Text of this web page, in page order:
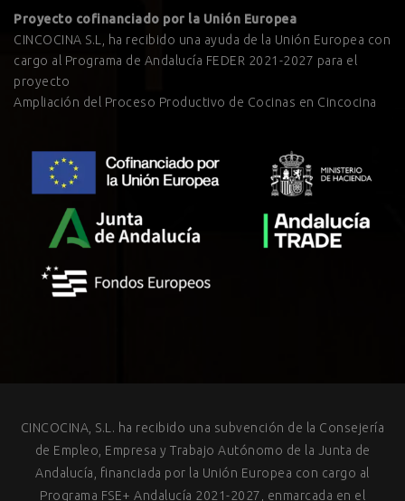
Proyecto cofinanciado por la Unión Europea
CINCOCINA S.L, ha recibido una ayuda de la Unión Europea con
cargo al Programa de Andalucía FEDER 2021-2027 para el
proyecto
Ampliación del Proceso Productivo de Cocinas en Cincocina
CINCOCINA, S.L. ha recibido una subvención de la Consejería
de Empleo, Empresa y Trabajo Autónomo de la Junta de
Andalucía, financiada por la Unión Europea con cargo al
Programa FSE+ Andalucía 2021-2027, enmarcada en el